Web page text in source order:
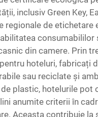
inclusiv Green Key,
regionale de etichetare
consumabililor
din camere. Prin
hoteluri, fabricați
sau reciclate și
plastic, hotelurile pot
anumite criterii în
Aceasta contribuie la